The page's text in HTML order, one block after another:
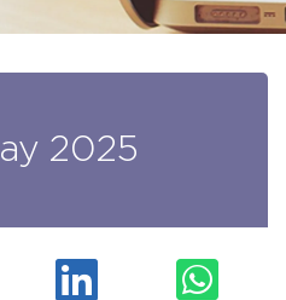
2025